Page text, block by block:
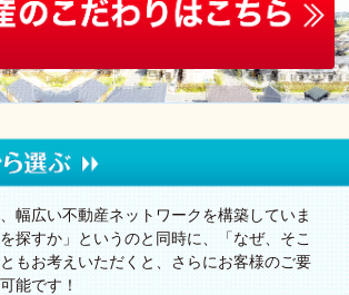
幅広い不動産ネットワークを構築していま
探すか」というのと同時に、「なぜ、そこ
もお考えいただくと、さらにお客様のご要
能です！